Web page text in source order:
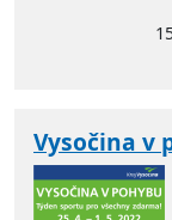
Vysočina v